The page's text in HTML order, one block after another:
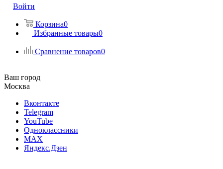
Войти
Корзина0
Избранные товары0
Сравнение товаров0
Ваш город
Москва
Вконтакте
Telegram
YouTube
Одноклассники
MAX
Яндекс.Дзен